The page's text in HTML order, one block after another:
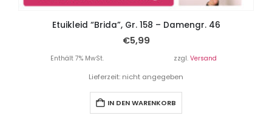
Etuikleid “Brida”, Gr. 158 – Damengr. 46
€5,99
Enthält 7% MwSt. zzgl. Versand
Lieferzeit: nicht angegeben
IN DEN WARENKORB